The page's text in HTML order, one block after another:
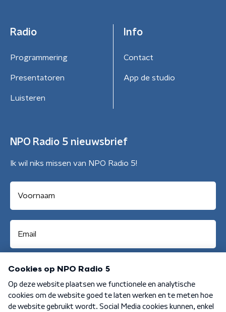
Radio
Programmering
Presentatoren
Luisteren
Info
Contact
App de studio
NPO Radio 5 nieuwsbrief
Ik wil niks missen van NPO Radio 5!
Aanmelden